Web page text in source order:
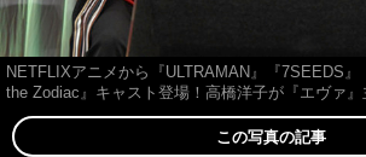
NETFLIXアニメから『ULTRAMAN』『7SEEDS
the Zodiac』キャスト登場！高橋洋子が『エヴァ
この写真の記事